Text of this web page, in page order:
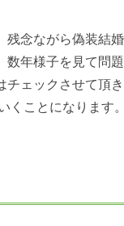
念ながら偽装結
年様子を見て問
ェックさせて頂
くことになります。